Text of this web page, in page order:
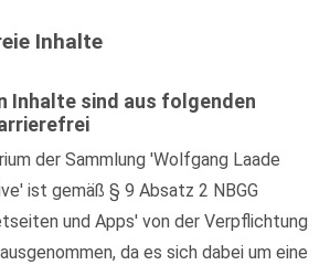
Inhalte
Inhalte sind aus folgenden
der Sammlung 'Wolfgang Laade
ist gemäß § 9 Absatz 2 NBGG
und Apps' von der Verpflichtung
da es sich dabei um eine